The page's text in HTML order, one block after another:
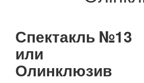
Спектакль №13
или
Олинклюзив